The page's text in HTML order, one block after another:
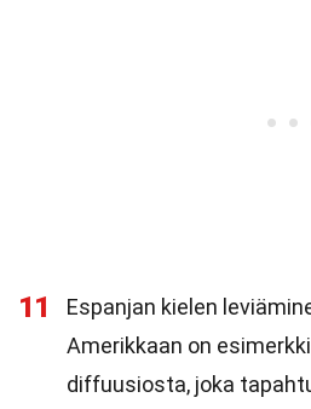
11
Espanjan kielen
Amerikkaan on
diffuusiosta, joka